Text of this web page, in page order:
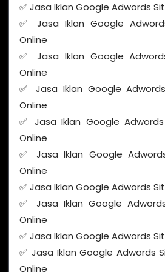
✅ Jasa Iklan Google Adwords
✅ Jasa Iklan Google
Online
✅ Jasa Iklan Google
Online
✅ Jasa Iklan Google
Online
✅ Jasa Iklan Google
Online
✅ Jasa Iklan Google
Online
✅ Jasa Iklan Google Adwords
✅ Jasa Iklan Google
Online
✅ Jasa Iklan Google Adwords
✅ Jasa Iklan Google Adwords
Online